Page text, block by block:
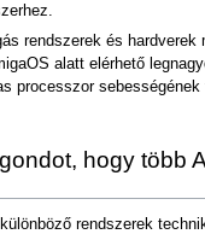
rendszerek és hardverek
alatt elérhető
processzor sebességének
hogy több
rendszerek